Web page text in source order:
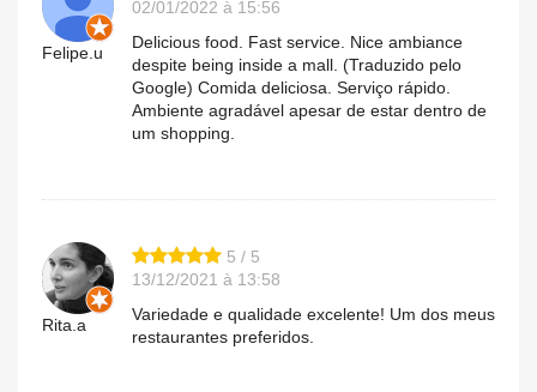
Felipe.u
02/01/2022 à 15:56
Delicious food. Fast service. Nice ambiance
despite being inside a mall. (Traduzido pelo
Google) Comida deliciosa. Serviço rápido.
Ambiente agradável apesar de estar dentro de
um shopping.
Rita.a
5 / 5
13/12/2021 à 13:58
Variedade e qualidade excelente! Um dos meus
restaurantes preferidos.